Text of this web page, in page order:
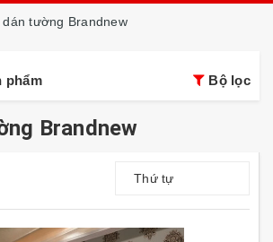
dán tường Brandnew
phẩm Bộ lọc
Brandnew
Thứ tự